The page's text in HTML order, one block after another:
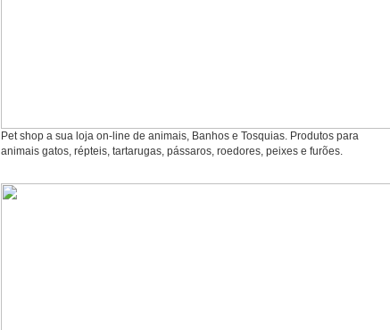
Pet shop a sua loja on-line de animais, Banhos e Tosquias. Produtos para
animais gatos, répteis, tartarugas, pássaros, roedores, peixes e furões.